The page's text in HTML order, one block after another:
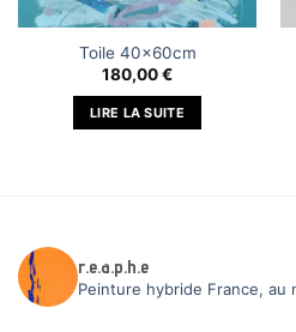
Toile 40x60cm
180,00€
LIRE LA SUITE
r.e.a.p.h.e
Peinture hybride France, au